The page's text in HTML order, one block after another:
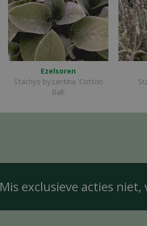
Ezelsoren
Stachys byzantina 'Cotton
Ball'
Mis exclusieve acties niet,